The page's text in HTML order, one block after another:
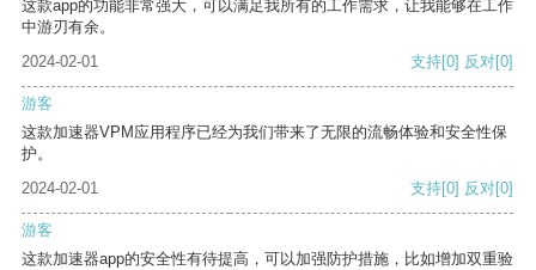
这款app的功能非常强大，可以满足我所有的工作需求，让我能够在工作
中游刃有余。
2024-02-01
支持[0] 反对[0]
游客
这款加速器VPM应用程序已经为我们带来了无限的流畅体验和安全性保
护。
2024-02-01
支持[0] 反对[0]
游客
这款加速器app的安全性有待提高，可以加强防护措施，比如增加双重验